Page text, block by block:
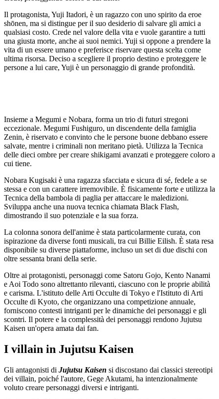
Il protagonista, Yuji Itadori, è un ragazzo con uno spirito da eroe
shōnen, ma si distingue per il suo desiderio di salvare gli amici a
qualsiasi costo. Crede nel valore della vita e vuole garantire a tutti
una giusta morte, anche ai suoi nemici. Yuji si oppone a prendere la
vita di un essere umano e preferisce riservare questa scelta come
ultima risorsa. Deciso a scegliere il proprio destino e proteggere le
persone a lui care, Yuji è un personaggio di grande profondità.
Insieme a Megumi e Nobara, forma un trio di futuri stregoni
eccezionale. Megumi Fushiguro, un discendente della famiglia
Zenin, è riservato e convinto che le persone buone debbano essere
salvate, mentre i criminali non meritano pietà. Utilizza la Tecnica
delle dieci ombre per creare shikigami avanzati e proteggere coloro a
cui tiene.
Nobara Kugisaki è una ragazza sfacciata e sicura di sé, fedele a se
stessa e con un carattere irremovibile. È fisicamente forte e utilizza la
Tecnica della bambola di paglia per attaccare le maledizioni.
Sviluppa anche una nuova tecnica chiamata Black Flash,
dimostrando il suo potenziale e la sua forza.
La colonna sonora dell'anime è stata particolarmente curata, con
ispirazione da diverse fonti musicali, tra cui Billie Eilish. È stata resa
disponibile su diverse piattaforme, incluso un set di due dischi con
oltre sessanta brani della serie.
Oltre ai protagonisti, personaggi come Satoru Gojo, Kento Nanami
e Aoi Todo sono altrettanto rilevanti, ciascuno con le proprie abilità
e carisma. L'istituto delle Arti Occulte di Tokyo e l'Istituto di Arti
Occulte di Kyoto, che organizzano una competizione annuale,
forniscono contesti intriganti per le dinamiche dei personaggi e gli
scontri. Il potere e la complessità dei personaggi rendono Jujutsu
Kaisen un'opera amata dai fan.
I villain in Jujutsu Kaisen
Gli antagonisti di Jujutsu Kaisen si discostano dai classici stereotipi
dei villain, poiché l'autore, Gege Akutami, ha intenzionalmente
voluto creare personaggi diversi e intriganti.